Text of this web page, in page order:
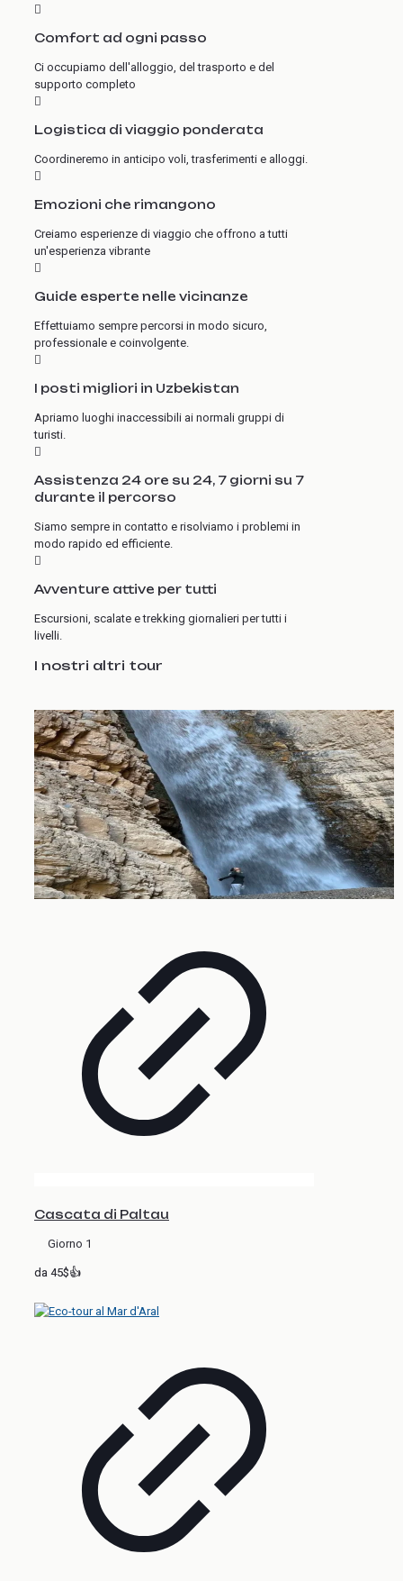
Comfort ad ogni passo
Ci occupiamo dell'alloggio, del trasporto e del
supporto completo
Logistica di viaggio ponderata
Coordineremo in anticipo voli, trasferimenti e alloggi.
Emozioni che rimangono
Creiamo esperienze di viaggio che offrono a tutti
un'esperienza vibrante
Guide esperte nelle vicinanze
Effettuiamo sempre percorsi in modo sicuro,
professionale e coinvolgente.
I posti migliori in Uzbekistan
Apriamo luoghi inaccessibili ai normali gruppi di
turisti.
Assistenza 24 ore su 24, 7 giorni su 7
durante il percorso
Siamo sempre in contatto e risolviamo i problemi in
modo rapido ed efficiente.
Avventure attive per tutti
Escursioni, scalate e trekking giornalieri per tutti i
livelli.
I nostri altri tour
Cascata di Paltau
Giorno 1
da 45$👍